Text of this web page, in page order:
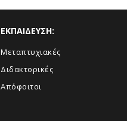
ΕΚΠΑΙΔΕΥΣΗ:
Μεταπτυχιακές
Διδακτορικές
Απόφοιτοι